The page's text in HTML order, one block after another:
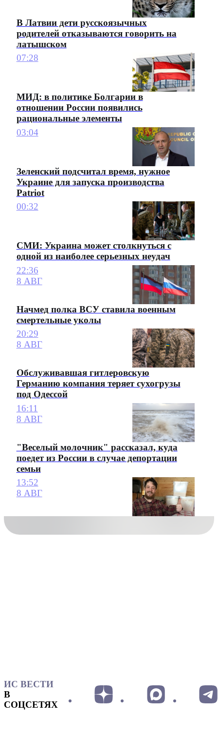
В Латвии дети русскоязычных
родителей отказываются говорить на
латышском
07:28
МИД: в политике Болгарии в
отношении России появились
рациональные элементы
03:04
Зеленский подсчитал время, нужное
Украине для запуска производства
Patriot
00:32
СМИ: Украина может столкнуться с
одной из наиболее серьезных неудач
22:36
8 АВГ
Начмед полка ВСУ ставила военным
смертельные уколы
20:29
8 АВГ
Обслуживавшая гитлеровскую
Германию компания теряет сухогрузы
под Одессой
16:11
8 АВГ
"Веселый молочник" рассказал, куда
поедет из России в случае депортации
семьи
13:52
8 АВГ
ИС ВЕСТИ
В
СОЦСЕТЯХ